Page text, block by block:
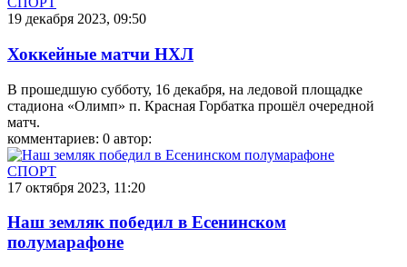
19 декабря 2023, 09:50
Хоккейные матчи НХЛ
В прошедшую субботу, 16 декабря, на ледовой площадке
стадиона «Олимп» п. Красная Горбатка прошёл очередной
матч.
комментариев: 0 автор:
СПОРТ
17 октября 2023, 11:20
Наш земляк победил в Есенинском
полумарафоне